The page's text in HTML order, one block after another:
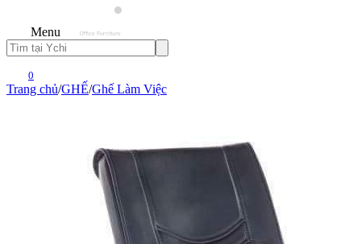
Menu
0
Trang chủ/GHẾ/Ghế Làm Việc